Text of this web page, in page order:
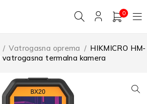
0
/ Vatrogasna oprema / HIKMICRO HM-
termalna kamera